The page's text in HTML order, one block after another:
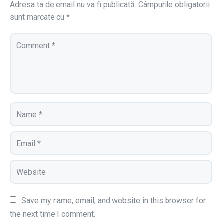
Adresa ta de email nu va fi publicată. Câmpurile obligatorii
sunt marcate cu *
Save my name, email, and website in this browser for
the next time I comment.